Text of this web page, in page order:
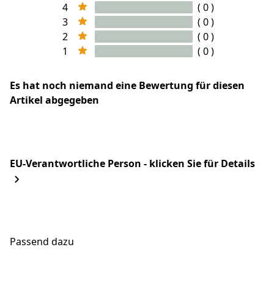
4
( 0 )
3
( 0 )
2
( 0 )
1
( 0 )
Es hat noch niemand eine Bewertung für diesen
Artikel abgegeben
EU-Verantwortliche Person - klicken Sie für Details
Passend dazu